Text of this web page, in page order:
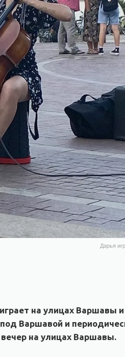
Дарья
на улицах Варшавы
Варшавой и
на улицах Варшавы.